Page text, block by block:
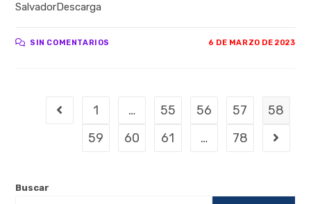
SalvadorDescarga
SIN COMENTARIOS 6 DE MARZO DE 2023
1 … 55 56 57
58
59
60 61 … 78
Buscar